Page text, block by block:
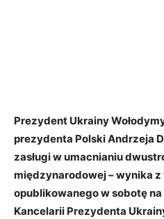
Prezydent Ukrainy
prezydenta Polski Andrzeja
zasługi w umacnianiu
międzynarodowej – wynika
opublikowanego w sobotę
Kancelarii Prezydenta